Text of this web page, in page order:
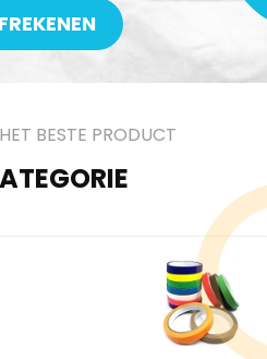
BESTE PRODUCT